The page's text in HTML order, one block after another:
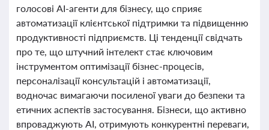
голосові AI-агенти для бізнесу, що сприяє
автоматизації клієнтської підтримки та підвищенню
продуктивності підприємств. Ці тенденції свідчать
про те, що штучний інтелект стає ключовим
інструментом оптимізації бізнес-процесів,
персоналізації консультацій і автоматизації,
водночас вимагаючи посиленої уваги до безпеки та
етичних аспектів застосування. Бізнеси, що активно
впроваджують AI, отримують конкурентні переваги,